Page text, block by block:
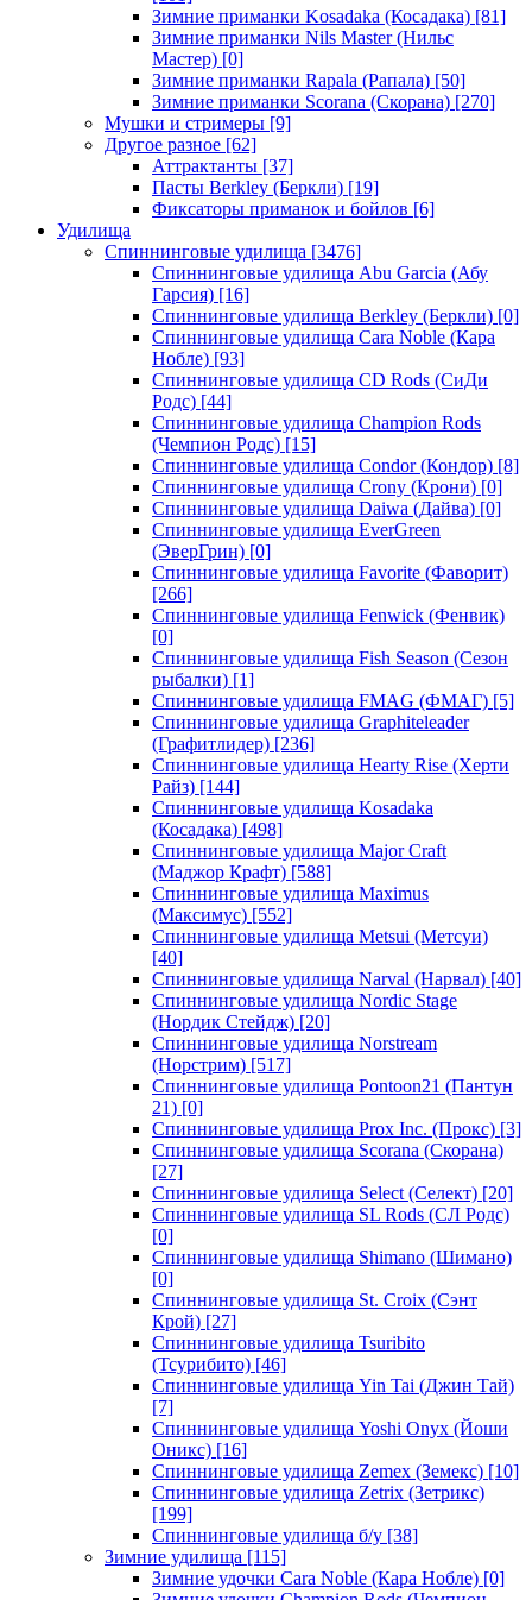
Зимние приманки Kosadaka (Косадака) [81]
Зимние приманки Nils Master (Нильс
Мастер) [0]
Зимние приманки Rapala (Рапала) [50]
Зимние приманки Scorana (Скорана) [270]
Мушки и стримеры [9]
Другое разное [62]
Аттрактанты [37]
Пасты Berkley (Беркли) [19]
Фиксаторы приманок и бойлов [6]
Удилища
Спиннинговые удилища [3476]
Спиннинговые удилища Abu Garcia (Абу
Гарсия) [16]
Спиннинговые удилища Berkley (Беркли) [0]
Спиннинговые удилища Cara Noble (Кара
Нобле) [93]
Спиннинговые удилища CD Rods (СиДи
Родс) [44]
Спиннинговые удилища Champion Rods
(Чемпион Родс) [15]
Спиннинговые удилища Condor (Кондор) [8]
Спиннинговые удилища Crony (Крони) [0]
Спиннинговые удилища Daiwa (Дайва) [0]
Спиннинговые удилища EverGreen
(ЭверГрин) [0]
Спиннинговые удилища Favorite (Фаворит)
[266]
Спиннинговые удилища Fenwick (Фенвик)
[0]
Спиннинговые удилища Fish Season (Сезон
рыбалки) [1]
Спиннинговые удилища FMAG (ФМАГ) [5]
Спиннинговые удилища Graphiteleader
(Графитлидер) [236]
Спиннинговые удилища Hearty Rise (Херти
Райз) [144]
Спиннинговые удилища Kosadaka
(Косадака) [498]
Спиннинговые удилища Major Craft
(Маджор Крафт) [588]
Спиннинговые удилища Maximus
(Максимус) [552]
Спиннинговые удилища Metsui (Метсуи)
[40]
Спиннинговые удилища Narval (Нарвал) [40]
Спиннинговые удилища Nordic Stage
(Нордик Стейдж) [20]
Спиннинговые удилища Norstream
(Норстрим) [517]
Спиннинговые удилища Pontoon21 (Пантун
21) [0]
Спиннинговые удилища Prox Inc. (Прокс) [3]
Спиннинговые удилища Scorana (Скорана)
[27]
Спиннинговые удилища Select (Селект) [20]
Спиннинговые удилища SL Rods (СЛ Родс)
[0]
Спиннинговые удилища Shimano (Шимано)
[0]
Спиннинговые удилища St. Croix (Сэнт
Крой) [27]
Спиннинговые удилища Tsuribito
(Тсурибито) [46]
Спиннинговые удилища Yin Tai (Джин Тай)
[7]
Спиннинговые удилища Yoshi Onyx (Йоши
Оникс) [16]
Спиннинговые удилища Zemex (Земекс) [10]
Спиннинговые удилища Zetrix (Зетрикс)
[199]
Спиннинговые удилища б/у [38]
Зимние удилища [115]
Зимние удочки Cara Noble (Кара Нобле) [0]